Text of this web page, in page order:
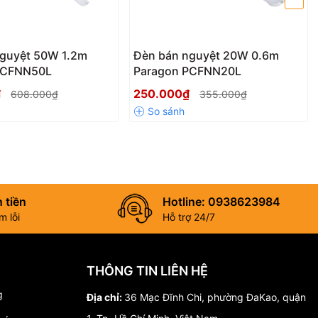
JDE-6500
50W 1.2m
608.000₫
Đèn bán nguyệt 20W 0.6m
Paragon PCFNN20L
250.000₫
355.000₫
tiền
lỗi
Hotline: 0938623984
Hỗ trợ 24/7
THÔNG TIN LIÊN HỆ
Địa chỉ: 36 Mạc Đĩnh Chi, phường ĐaKao, quận